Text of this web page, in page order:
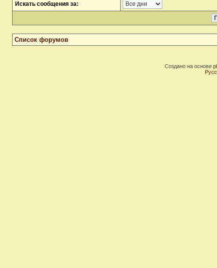
Искать сообщения за:
Список форумов
Создано на основе